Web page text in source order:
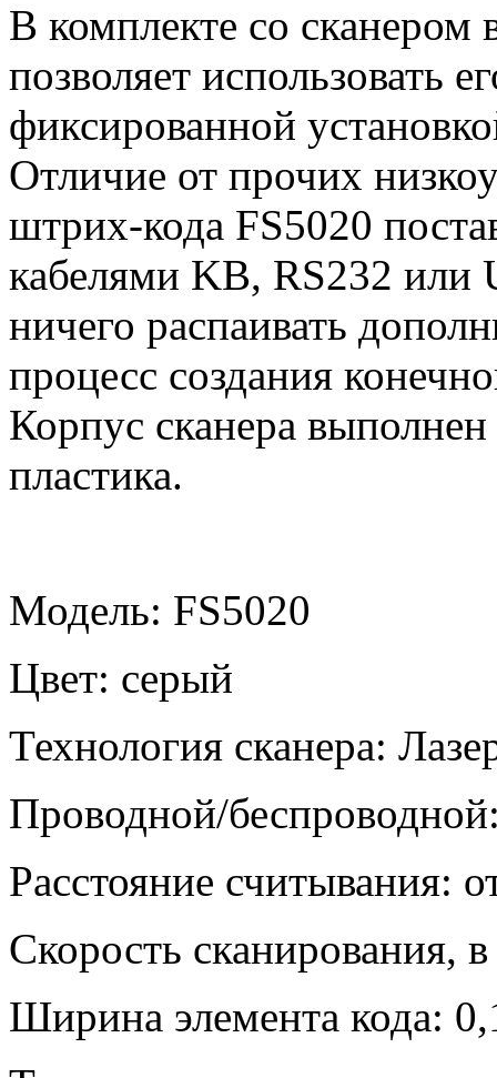
В комплекте со сканером
позволяет использовать
фиксированной
Отличие от прочих
штрих-кода FS5020
кабелями KB, RS232 или
ничего распаивать
процесс создания
Корпус сканера
пластика.
Модель: FS5020
Цвет: серый
Технология сканера:
Проводной/
Расстояние считывания:
Скорость сканирования,
Ширина элемента кода: